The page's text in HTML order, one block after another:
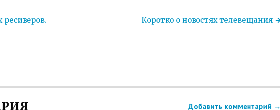
Коротко о новостях телевещания
Добавить комментарий →